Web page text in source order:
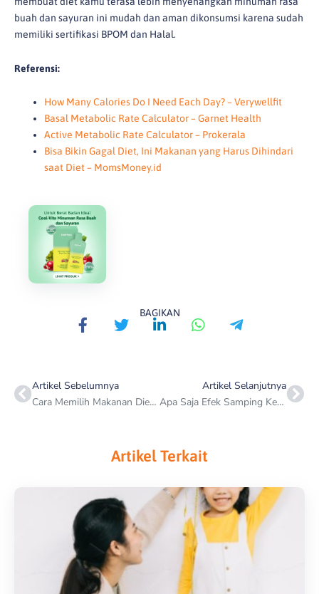
buah dan sayuran ini mudah dan aman dikonsumsi karena sudah
memiliki sertifikasi BPOM dan Halal.
Referensi:
How Many Calories Do I Need Each Day? – Verywellfit
Basal Metabolic Rate Calculator – Garnet Health
Active Metabolic Rate Calculator – Prokerala
Bisa Bikin Gagal Diet, Ini Makanan yang Harus Dihindari
saat Diet – MomsMoney.id
BAGIKAN
Artikel Sebelumnya
Cara Memilih Makanan Diet yang Tepat saat Berbelanja
Artikel Selanjutnya
Apa Saja Efek Samping Kelebihan Vitamin E?
Artikel Terkait